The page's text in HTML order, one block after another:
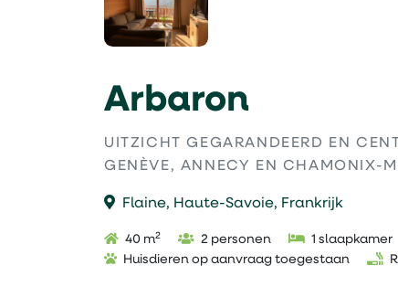
Arbaron
UITZICHT GEGARANDEERD EN
GENÈVE, ANNECY EN CHAMONIX-
Flaine, Haute-Savoie, Frankrijk
40 m2 2 personen 1 slaapkamer
Huisdieren op aanvraag toegestaan